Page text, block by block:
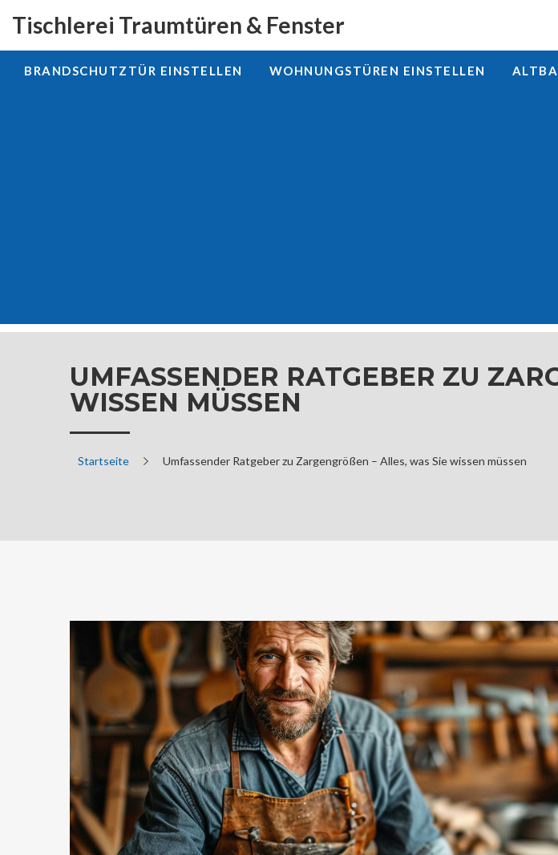
Tischlerei Traumtüren & Fenster
BRANDSCHUTZTÜR EINSTELLEN WOHNUNGSTÜREN EINSTELLEN
UMFASSENDER RATGEBER ZU
ISSEN MÜSSEN
Startseite Umfassender Ratgeber zu Zargengrößen – Alles, was Sie wissen müssen